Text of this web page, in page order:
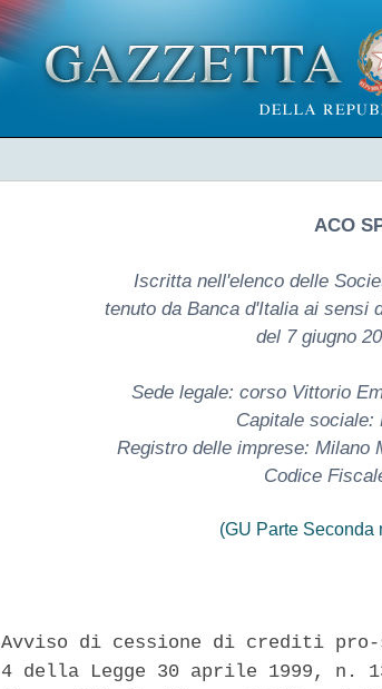
ACO
Iscritta nell'elenco delle
tenuto da Banca d'Italia ai sensi
del 7 giugno
Sede legale: corso Vittorio
Capitale sociale:
Registro delle imprese: Milano
Codice
(GU Parte Seconda
Avviso di cessione di crediti
4 della Legge 30 aprile 1999, n.